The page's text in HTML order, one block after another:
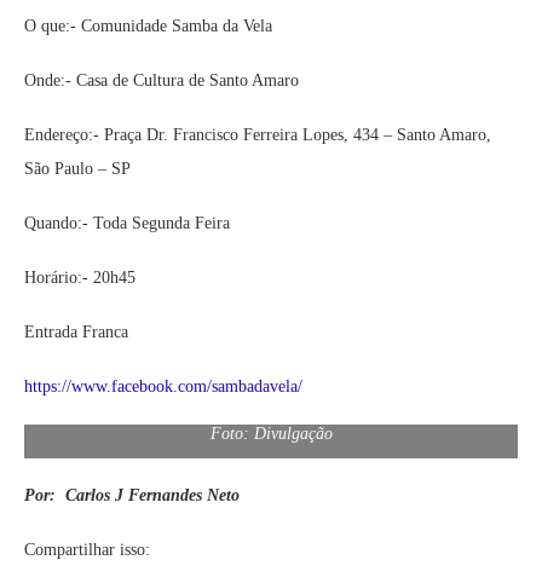
O que:- Comunidade Samba da Vela
Onde:- Casa de Cultura de Santo Amaro
Endereço:- Praça Dr. Francisco Ferreira Lopes, 434 – Santo Amaro,
São Paulo – SP
Quando:- Toda Segunda Feira
Horário:- 20h45
Entrada Franca
https://www.facebook.com/sambadavela/
Foto: Divulgação
Por: Carlos J Fernandes Neto
Compartilhar isso: